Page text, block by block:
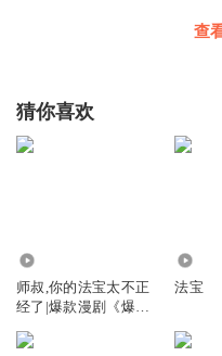
查
猜你喜欢
师叔,你的法宝太不正
经了|爆款漫剧《爆笑
点怪》原著|安燃穿越
法宝